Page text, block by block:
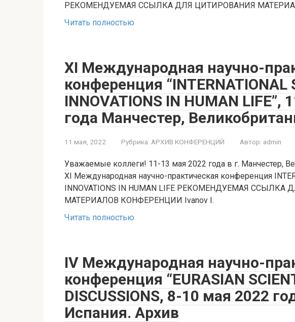
РЕКОМЕНДУЕМАЯ ССЫЛКА ДЛЯ ЦИТИРОВАНИЯ
Читать полностью
XI Международная научно-
конференция “INTERNATIONAL
INNOVATIONS IN HUMAN LIFE”,
года Манчестер,
11 мая, 2022 Рубрика: АРХИВ КОНФЕРЕНЦИЙ Автор: admin
Уважаемые коллеги! 11-13 мая 2022 года в г. Манчестер,
XI Международная научно-практическая конференция
INNOVATIONS IN HUMAN LIFE РЕКОМЕНДУЕМАЯ
МАТЕРИАЛОВ КОНФЕРЕНЦИИ Ivanov I.
Читать полностью
IV Международная научно-
конференция “EURASIAN
DISCUSSIONS, 8-10 мая 2022
Испания. Архив